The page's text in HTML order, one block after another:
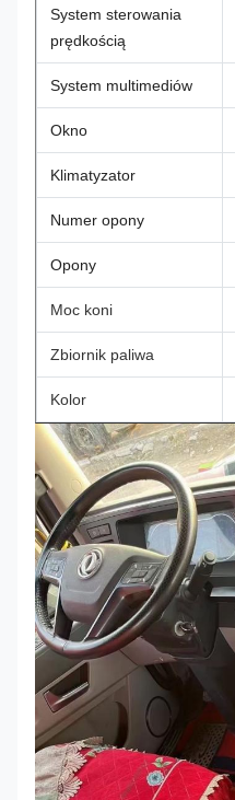
System sterowania
prędkością
System multimediów
Okno
Klimatyzator
Numer opony
Opony
Moc koni
Zbiornik paliwa
Kolor